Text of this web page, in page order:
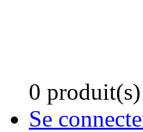
0 produit(s)
Se